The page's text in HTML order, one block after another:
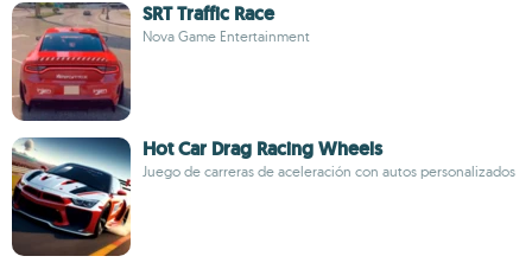
SRT Traffic Race
Nova Game Entertainment
Hot Car Drag Racing Wheels
Juego de carreras de aceleración con autos personalizados